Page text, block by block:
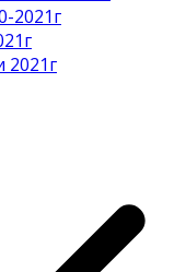
2021г
2021г